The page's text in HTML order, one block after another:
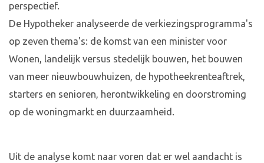
perspectief.
De Hypotheker analyseerde de verkiezingsprogramma's
op zeven thema's: de komst van een minister voor
Wonen, landelijk versus stedelijk bouwen, het bouwen
van meer nieuwbouwhuizen, de hypotheekrenteaftrek,
starters en senioren, herontwikkeling en doorstroming
op de woningmarkt en duurzaamheid.
Uit de analyse komt naar voren dat er wel aandacht is